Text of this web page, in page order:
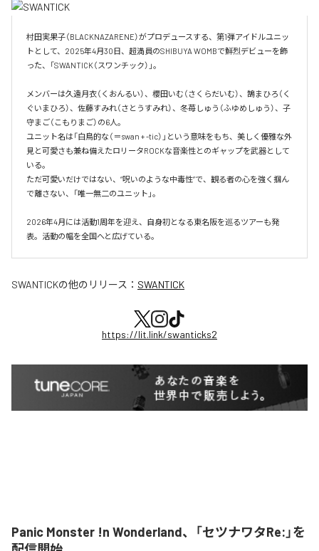
村田実果子（BLACKNAZARENE）がプロデュースする、第1弾アイドルユニッ
トとして、2025年4月30日、超満員のSHIBUYA WOMBで鮮烈デビューを飾
った、「SWANTICK（スワンチック）」。
メンバーは久遠月衣（くおんるい）、櫻田いむ（さくらだいむ）、鵠まひろ（く
ぐいまひろ）、佐藤すみれ（さとうすみれ）、冬苺しゅう（ふゆめしゅう）、子
守まご（こもりまご）の6人。
ユニット名は「白鳥的な（＝swan + -tic）」という意味をもち、美しく優雅な外
見と可愛さも兼ね備えたロリータROCKな音楽性とのギャップを武器として
いる。
ただ可愛いだけではない、“呪いのような中毒性”で、観る者の心を強く掴ん
で離さない、「唯一無二のユニット」。
2026年4月には活動1周年を迎え、自身初となる東名阪を巡るツアーも発
表。活動の幅を全国へと広げている。
SWANTICKの他のリリース： SWANTICK
https://lit.link/swanticks2
Panic Monster !n Wonderland、「セツナワタRe:」を